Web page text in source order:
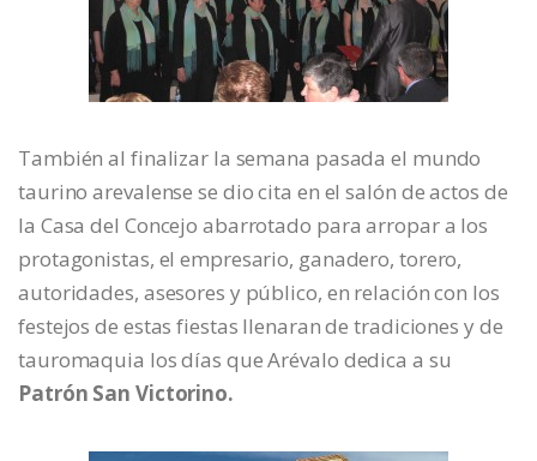
También al finalizar la semana pasada el mundo
taurino arevalense se dio cita en el salón de actos de
la Casa del Concejo abarrotado para arropar a los
protagonistas, el empresario, ganadero, torero,
autoridades, asesores y público, en relación con los
festejos de estas fiestas llenaran de tradiciones y de
tauromaquia los días que Arévalo dedica a su
Patrón San Victorino.